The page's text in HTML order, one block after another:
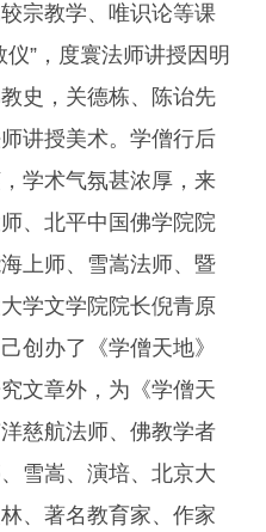
宗教学、唯识论等课
”，度寰法师讲授因明
史，关德栋、陈诒先
讲授美术。学僧行后
学术气氛甚浓厚，来
、北平中国佛学院院
上师、雪嵩法师、暨
学文学院院长倪青原
创办了《学僧天地》
文章外，为《学僧天
慈航法师、佛教学者
雪嵩、演培、北京大
、著名教育家、作家